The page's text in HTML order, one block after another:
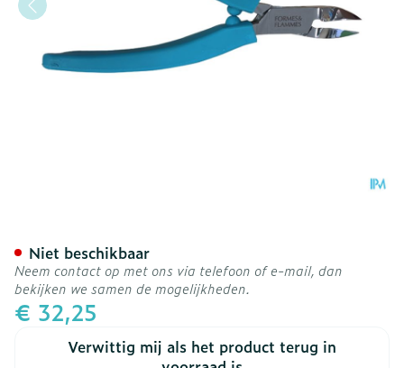
€ 32,25
Verwittig mij als het product terug in
Niet beschikbaar
Neem contact op met ons via telefoon of e-mail, dan
bekijken we samen de mogelijkheden.